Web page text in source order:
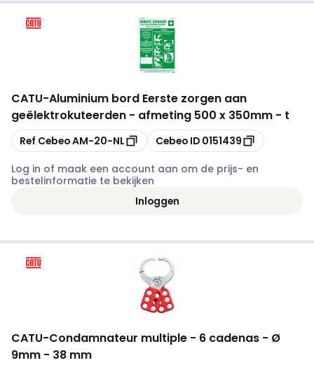
CATU-Aluminium bord Eerste zorgen aan
geëlektrokuteerden - afmeting 500 x 350mm - t
Kopiëren
Ref CebeoAM-20-NL Kopiëren
Cebeo ID 0151439
Log in of maak een account aan om de prijs- en
bestelinformatie te bekijken
Inloggen
CATU-Condamnateur multiple - 6 cadenas - Ø
9mm - 38 mm